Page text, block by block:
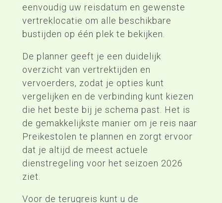
eenvoudig uw reisdatum en gewenste
vertreklocatie om alle beschikbare
bustijden op één plek te bekijken.
De planner geeft je een duidelijk
overzicht van vertrektijden en
vervoerders, zodat je opties kunt
vergelijken en de verbinding kunt kiezen
die het beste bij je schema past. Het is
de gemakkelijkste manier om je reis naar
Preikestolen te plannen en zorgt ervoor
dat je altijd de meest actuele
dienstregeling voor het seizoen 2026
ziet.
Voor de terugreis kunt u de